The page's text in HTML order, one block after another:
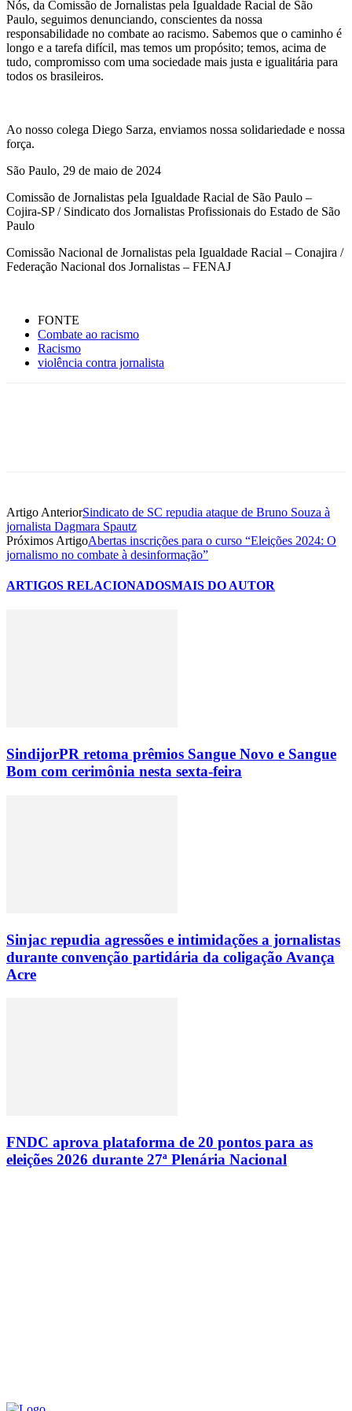
Nós, da Comissão de Jornalistas pela Igualdade Racial de São
Paulo, seguimos denunciando, conscientes da nossa
responsabilidade no combate ao racismo. Sabemos que o caminho é
longo e a tarefa difícil, mas temos um propósito; temos, acima de
tudo, compromisso com uma sociedade mais justa e igualitária para
todos os brasileiros.
Ao nosso colega Diego Sarza, enviamos nossa solidariedade e nossa
força.
São Paulo, 29 de maio de 2024
Comissão de Jornalistas pela Igualdade Racial de São Paulo –
Cojira-SP / Sindicato dos Jornalistas Profissionais do Estado de São
Paulo
Comissão Nacional de Jornalistas pela Igualdade Racial – Conajira /
Federação Nacional dos Jornalistas – FENAJ
FONTE
Combate ao racismo
Racismo
violência contra jornalista
Artigo AnteriorSindicato de SC repudia ataque de Bruno Souza à
jornalista Dagmara Spautz
Próximos ArtigoAbertas inscrições para o curso “Eleições 2024: O
jornalismo no combate à desinformação”
ARTIGOS RELACIONADOSMAIS DO AUTOR
SindijorPR retoma prêmios Sangue Novo e Sangue
Bom com cerimônia nesta sexta-feira
Sinjac repudia agressões e intimidações a jornalistas
durante convenção partidária da coligação Avança
Acre
FNDC aprova plataforma de 20 pontos para as
eleições 2026 durante 27ª Plenária Nacional